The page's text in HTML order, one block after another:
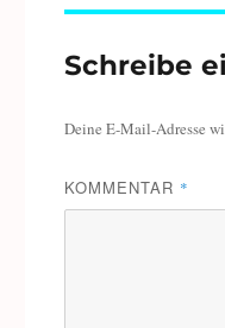
Schreibe
Deine E-Mail-Adresse
KOMMENTAR *